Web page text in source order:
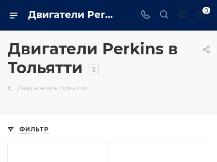
Двигатели Perkins от официального дилера в Тольятти 0
Двигатели Perkins в
Тольятти
3
Двигатели в Тольятти
ФИЛЬТР